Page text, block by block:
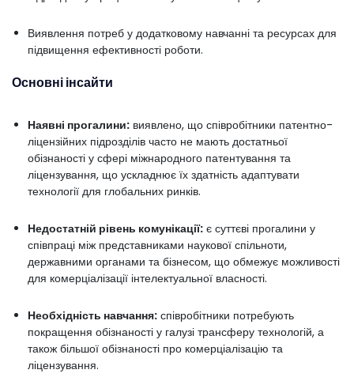
Виявлення потреб у додатковому навчанні та ресурсах для
підвищення ефективності роботи.
Основні інсайти
Наявні прогалини: виявлено, що співробітники патентно-
ліцензійних підрозділів часто не мають достатньої
обізнаності у сфері міжнародного патентування та
ліцензування, що ускладнює їх здатність адаптувати
технології для глобальних ринків.
Недостатній рівень комунікації: є суттєві прогалини у
співпраці між представниками наукової спільноти,
державними органами та бізнесом, що обмежує можливості
для комерціалізації інтелектуальної власності.
Необхідність навчання: співробітники потребують
покращення обізнаності у галузі трансферу технологій, а
також більшої обізнаності про комерціалізацію та
ліцензування.